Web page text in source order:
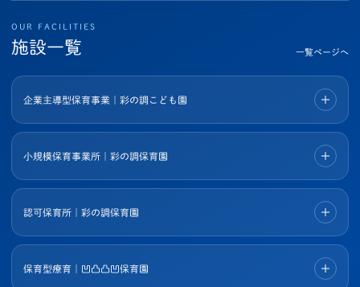
OUR FACILITIES
施設一覧 一覧ページへ
企業主導型保育事業｜彩の調こども園
小規模保育事業所｜彩の調保育園
認可保育所｜彩の調保育園
保育型療育｜凹凸凸凹保育園